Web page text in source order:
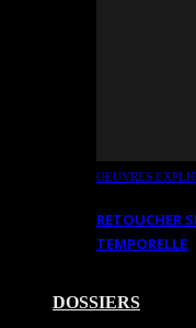
OEUVRES
RETOUCHER
TEMPORELLE
DOSSIERS